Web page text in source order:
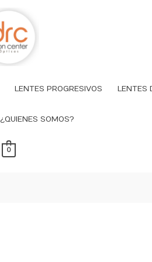
LENTES PROGRESIVOS LENTES
¿QUIENES SOMOS?
0